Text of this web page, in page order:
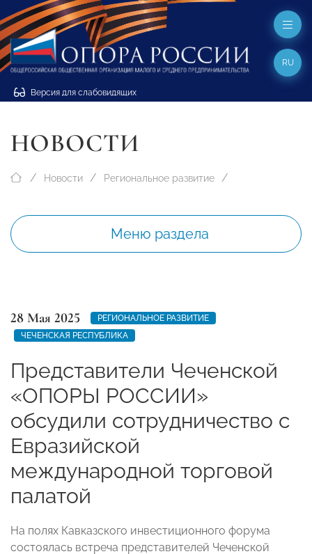
Версия для слабовидящих
RU
НОВОСТИ
Новости Региональное развитие
Меню раздела
28 Мая 2025
РЕГИОНАЛЬНОЕ РАЗВИТИЕ
ЧЕЧЕНСКАЯ РЕСПУБЛИКА
Представители Чеченской
«ОПОРЫ РОССИИ»
обсудили сотрудничество с
Евразийской
международной торговой
палатой
На полях Кавказского инвестиционного форума
состоялась встреча представителей Чеченской